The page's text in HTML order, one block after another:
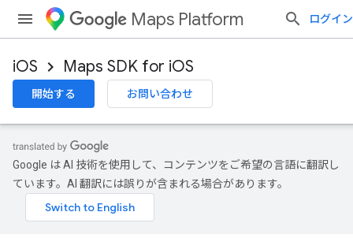
Maps Platform ログイン
iOS Maps SDK for iOS
開始する お問い合わせ
Google は AI 技術を使用して、コンテンツをご希望の言語に翻訳し
ています。AI 翻訳には誤りが含まれる場合があります。